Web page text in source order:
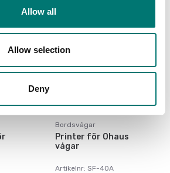
Allow all
Allow selection
Deny
Bordsvågar
Printer för Ohaus
vågar
Artikelnr: SF-40A